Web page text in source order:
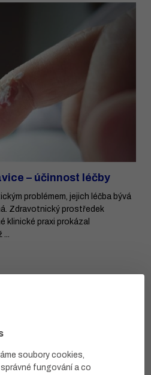
soubory cookies,
fungování a co
– účinnost léčby
problémem, jejich léčba bývá
Zdravotnický prostředek
klinické praxi prokázal